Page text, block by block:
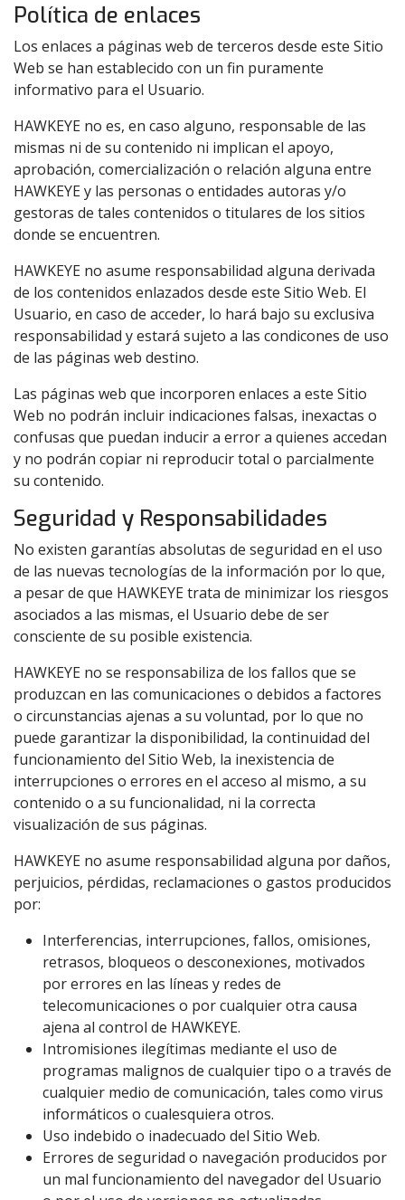
Política de enlaces
Los enlaces a páginas web de terceros desde este Sitio
Web se han establecido con un fin puramente
informativo para el Usuario.
HAWKEYE no es, en caso alguno, responsable de las
mismas ni de su contenido ni implican el apoyo,
aprobación, comercialización o relación alguna entre
HAWKEYE y las personas o entidades autoras y/o
gestoras de tales contenidos o titulares de los sitios
donde se encuentren.
HAWKEYE no asume responsabilidad alguna derivada
de los contenidos enlazados desde este Sitio Web. El
Usuario, en caso de acceder, lo hará bajo su exclusiva
responsabilidad y estará sujeto a las condicones de uso
de las páginas web destino.
Las páginas web que incorporen enlaces a este Sitio
Web no podrán incluir indicaciones falsas, inexactas o
confusas que puedan inducir a error a quienes accedan
y no podrán copiar ni reproducir total o parcialmente
su contenido.
Seguridad y Responsabilidades
No existen garantías absolutas de seguridad en el uso
de las nuevas tecnologías de la información por lo que,
a pesar de que HAWKEYE trata de minimizar los riesgos
asociados a las mismas, el Usuario debe de ser
consciente de su posible existencia.
HAWKEYE no se responsabiliza de los fallos que se
produzcan en las comunicaciones o debidos a factores
o circunstancias ajenas a su voluntad, por lo que no
puede garantizar la disponibilidad, la continuidad del
funcionamiento del Sitio Web, la inexistencia de
interrupciones o errores en el acceso al mismo, a su
contenido o a su funcionalidad, ni la correcta
visualización de sus páginas.
HAWKEYE no asume responsabilidad alguna por daños,
perjuicios, pérdidas, reclamaciones o gastos producidos
por:
Interferencias, interrupciones, fallos, omisiones,
retrasos, bloqueos o desconexiones, motivados
por errores en las líneas y redes de
telecomunicaciones o por cualquier otra causa
ajena al control de HAWKEYE.
Intromisiones ilegítimas mediante el uso de
programas malignos de cualquier tipo o a través de
cualquier medio de comunicación, tales como virus
informáticos o cualesquiera otros.
Uso indebido o inadecuado del Sitio Web.
Errores de seguridad o navegación producidos por
un mal funcionamiento del navegador del Usuario